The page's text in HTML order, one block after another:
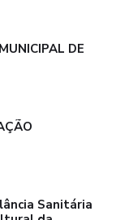
DE
Sanitária